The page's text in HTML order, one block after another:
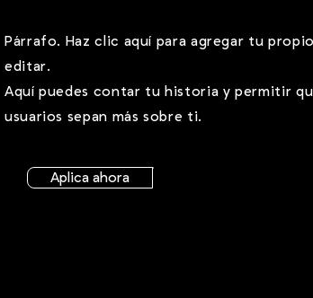
Párrafo. Haz clic aquí para agregar tu
editar.
Aquí puedes contar tu historia y permitir
usuarios sepan más sobre ti.
Aplica ahora